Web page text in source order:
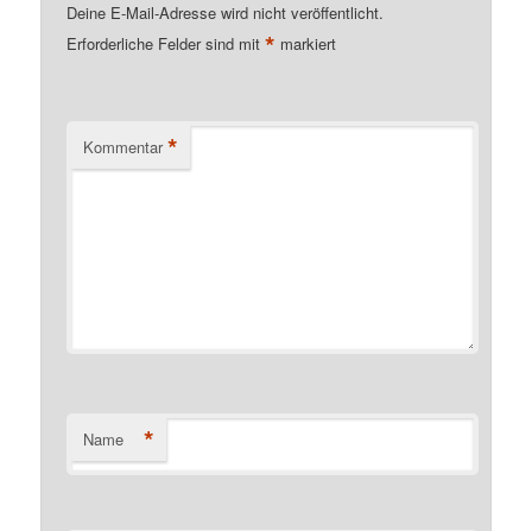
Deine E-Mail-Adresse wird nicht veröffentlicht.
Erforderliche Felder sind mit* markiert
Kommentar *
Name *